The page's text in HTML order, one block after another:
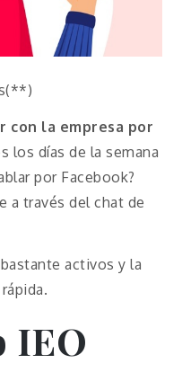
con la empresa por
los días de la semana
por Facebook?
a través del chat de
activos y la
IEO